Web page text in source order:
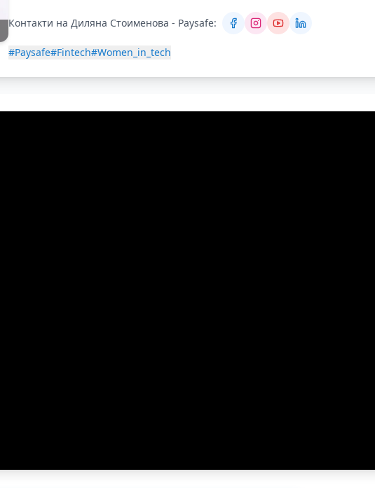
Контакти на Диляна Стоименова - Paysafe:
#Paysafe#Fintech#Women_in_tech